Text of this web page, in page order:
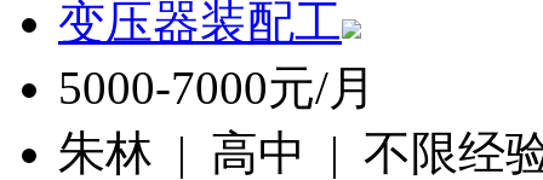
变压器装配工
5000-7000元/月
朱林 | 高中 | 不限经